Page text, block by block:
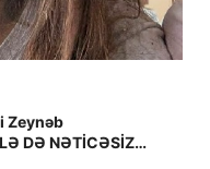
Zeynəb
DƏ NƏTİCƏSİZ